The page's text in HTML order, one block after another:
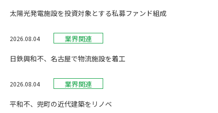
太陽光発電施設を投資対象とする私募ファンド組成
2026.08.04 業界関連
日鉄興和不、名古屋で物流施設を着工
2026.08.04 業界関連
平和不、兜町の近代建築をリノベ